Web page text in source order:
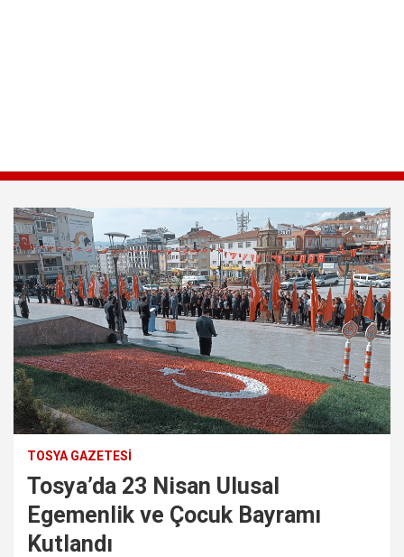
TOSYA GAZETESI
Tosya’da 23 Nisan Ulusal
Egemenlik ve Çocuk Bayramı
Kutlandı